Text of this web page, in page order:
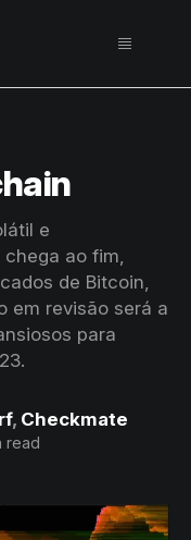
e
ao fim,
de Bitcoin,
em revisão será a
para
, Checkmate
read